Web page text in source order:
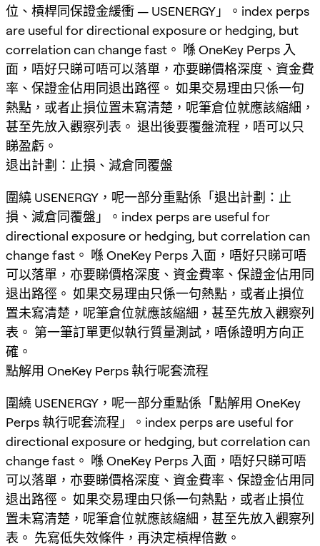
位、槓桿同保證金緩衝 — USENERGY」。index perps
are useful for directional exposure or hedging, but
correlation can change fast。 喺 OneKey Perps 入
面，唔好只睇可唔可以落單，亦要睇價格深度、資金費
率、保證金佔用同退出路徑。 如果交易理由只係一句
熱點，或者止損位置未寫清楚，呢筆倉位就應該縮細，
甚至先放入觀察列表。 退出後要覆盤流程，唔可以只
睇盈虧。
退出計劃：止損、減倉同覆盤
圍繞 USENERGY，呢一部分重點係「退出計劃：止
損、減倉同覆盤」。index perps are useful for
directional exposure or hedging, but correlation can
change fast。 喺 OneKey Perps 入面，唔好只睇可唔
可以落單，亦要睇價格深度、資金費率、保證金佔用同
退出路徑。 如果交易理由只係一句熱點，或者止損位
置未寫清楚，呢筆倉位就應該縮細，甚至先放入觀察列
表。 第一筆訂單更似執行質量測試，唔係證明方向正
確。
點解用 OneKey Perps 執行呢套流程
圍繞 USENERGY，呢一部分重點係「點解用 OneKey
Perps 執行呢套流程」。index perps are useful for
directional exposure or hedging, but correlation can
change fast。 喺 OneKey Perps 入面，唔好只睇可唔
可以落單，亦要睇價格深度、資金費率、保證金佔用同
退出路徑。 如果交易理由只係一句熱點，或者止損位
置未寫清楚，呢筆倉位就應該縮細，甚至先放入觀察列
表。 先寫低失效條件，再決定槓桿倍數。